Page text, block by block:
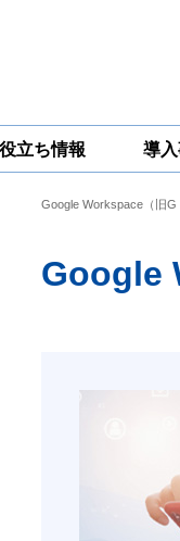
立ち情報
一
導
Google
対策サービス
Google Workspace（旧G
Google